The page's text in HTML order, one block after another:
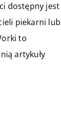
dostępny jest
piekarni lub
to
artykuły